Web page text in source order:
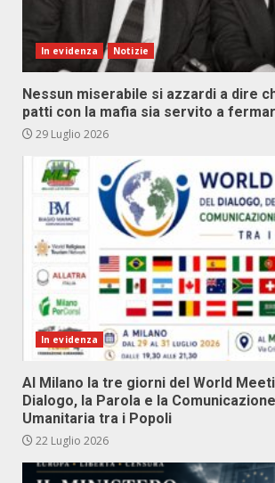
In evidenza Notizie
Nessun miserabile si azzardi a dire
patti con la mafia sia servito a
29 Luglio 2026
In evidenza
Al Milano la tre giorni del World
Dialogo, la Parola e la
Umanitaria tra i Popoli
22 Luglio 2026